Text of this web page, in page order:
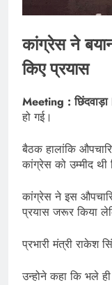
कांग्रेस ने
किए प्रयास
Meeting :
हो गई।
बैठक हालांकि
कांग्रेस को उम्मीद
कांग्रेस ने इस
प्रयास जरूर किया
प्रभारी मंत्री राकेश
उन्होने कहा कि भले